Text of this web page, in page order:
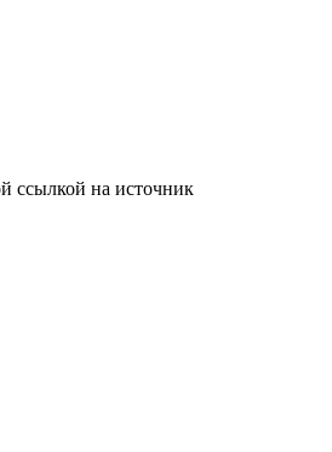
ссылкой на источник